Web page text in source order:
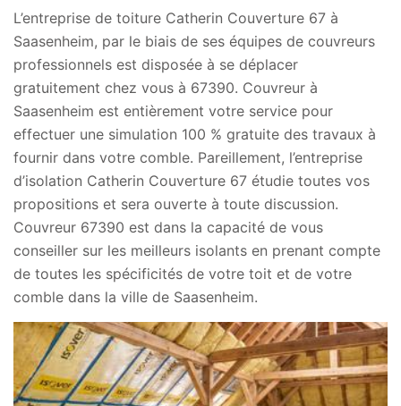
L’entreprise de toiture Catherin Couverture 67 à
Saasenheim, par le biais de ses équipes de couvreurs
professionnels est disposée à se déplacer
gratuitement chez vous à 67390. Couvreur à
Saasenheim est entièrement votre service pour
effectuer une simulation 100 % gratuite des travaux à
fournir dans votre comble. Pareillement, l’entreprise
d’isolation Catherin Couverture 67 étudie toutes vos
propositions et sera ouverte à toute discussion.
Couvreur 67390 est dans la capacité de vous
conseiller sur les meilleurs isolants en prenant compte
de toutes les spécificités de votre toit et de votre
comble dans la ville de Saasenheim.